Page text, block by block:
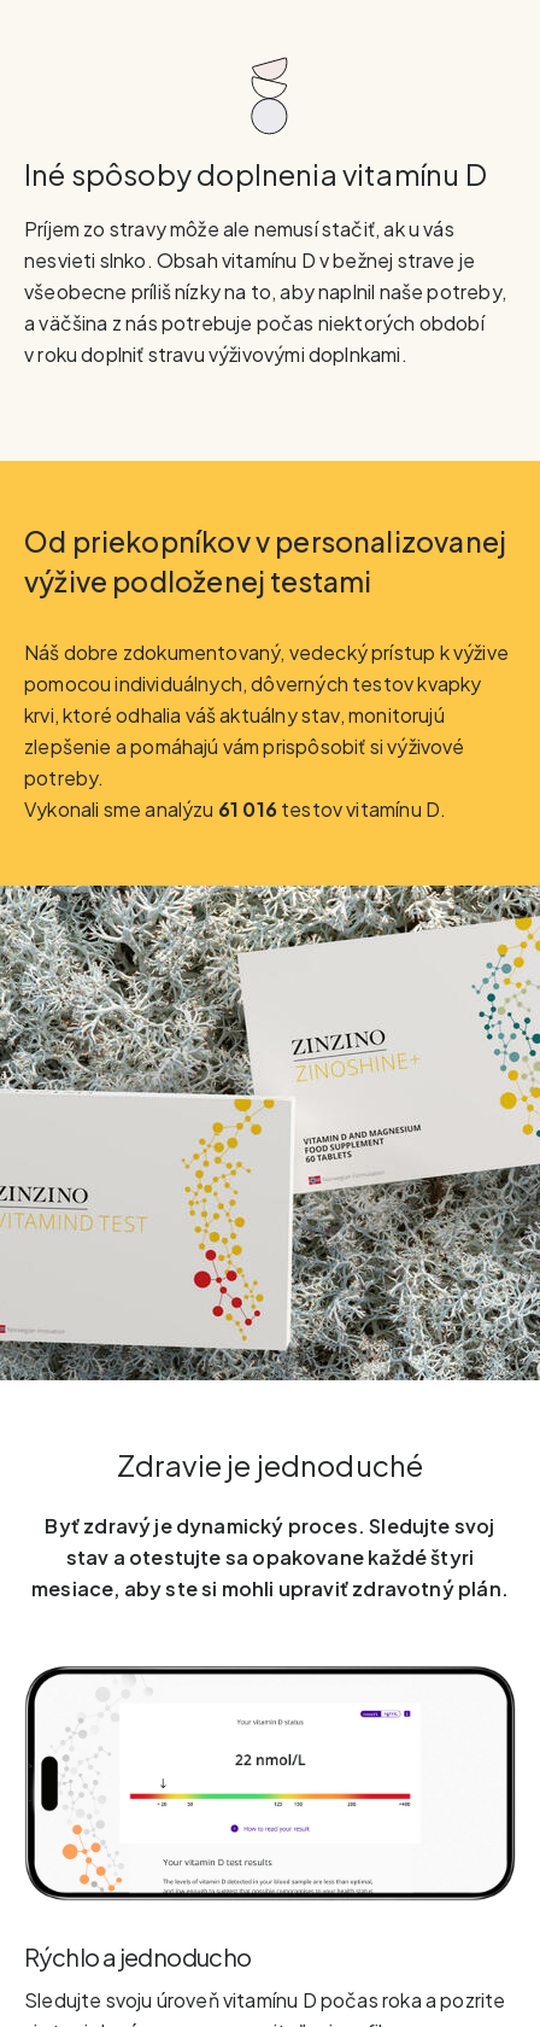
Iné spôsoby doplnenia vitamínu D
Príjem zo stravy môže ale nemusí stačiť, ak u vás
nesvieti slnko. Obsah vitamínu D v bežnej strave je
všeobecne príliš nízky na to, aby naplnil naše potreby,
a väčšina z nás potrebuje počas niektorých období
v roku doplniť stravu výživovými doplnkami.
Od priekopníkov v personalizovanej
výžive podloženej testami
Náš dobre zdokumentovaný, vedecký prístup k výžive
pomocou individuálnych, dôverných testov kvapky
krvi, ktoré odhalia váš aktuálny stav, monitorujú
zlepšenie a pomáhajú vám prispôsobiť si výživové
potreby.
Vykonali sme analýzu 61 016testov vitamínu D.
Zdravie je jednoduché
Byť zdravý je dynamický proces. Sledujte svoj
stav a otestujte sa opakovane každé štyri
mesiace, aby ste si mohli upraviť zdravotný plán.
Rýchlo a jednoducho
Sledujte svoju úroveň vitamínu D počas roka a pozrite